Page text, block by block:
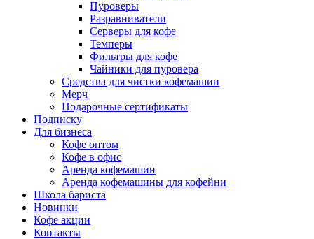
Пуроверы
Разравниватели
Серверы для кофе
Темперы
Фильтры для кофе
Чайники для пуровера
Средства для чистки кофемашин
Мерч
Подарочные сертификаты
Подписку
Для бизнеса
Кофе оптом
Кофе в офис
Аренда кофемашин
Аренда кофемашины для кофейни
Школа бариста
Новинки
Кофе акции
Контакты